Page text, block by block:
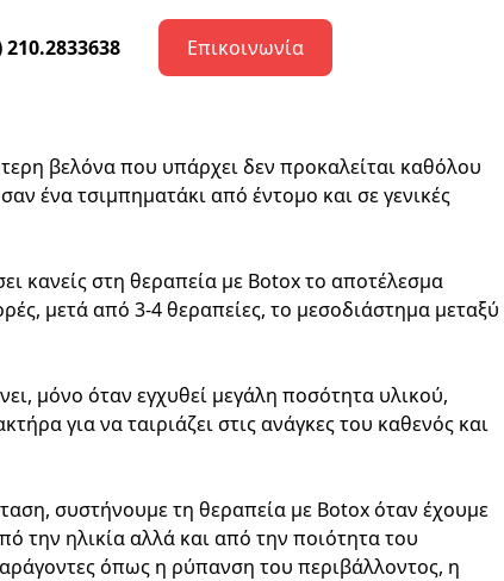
210.2833638 Επικοινωνία
βελόνα που υπάρχει δεν προκαλείται καθόλου
ένα τσιμπηματάκι από έντομο και σε γενικές
κανείς στη θεραπεία με Botox το αποτέλεσμα
μετά από 3-4 θεραπείες, το μεσοδιάστημα μεταξύ
μόνο όταν εγχυθεί μεγάλη ποσότητα υλικού,
για να ταιριάζει στις ανάγκες του καθενός και
συστήνουμε τη θεραπεία με Botox όταν έχουμε
την ηλικία αλλά και από την ποιότητα του
όπως η ρύπανση του περιβάλλοντος, η